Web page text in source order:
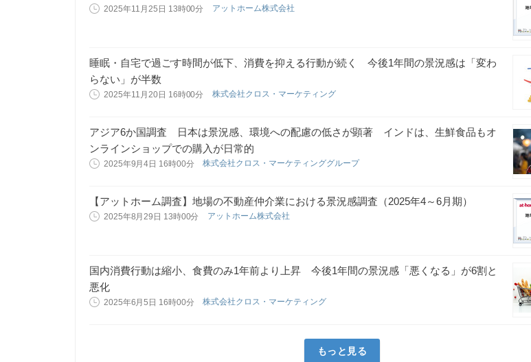
2025年11月25日 13時00分 アットホーム株式会社
睡眠・自宅で過ごす時間が低下、消費を抑える行動が続く 今後1年間の景況感は「変わ
らない」が半数
2025年11月20日 16時00分 株式会社クロス・マーケティング
アジア6か国調査 日本は景況感、環境への配慮の低さが顕著 インドは、生鮮食品もオ
ンラインショップでの購入が日常的
2025年9月4日 16時00分 株式会社クロス・マーケティンググループ
【アットホーム調査】地場の不動産仲介業における景況感調査（2025年4～6月期）
2025年8月29日 13時00分 アットホーム株式会社
国内消費行動は縮小、食費のみ1年前より上昇 今後1年間の景況感「悪くなる」が6割と
悪化
2025年6月5日 16時00分 株式会社クロス・マーケティング
もっと見る